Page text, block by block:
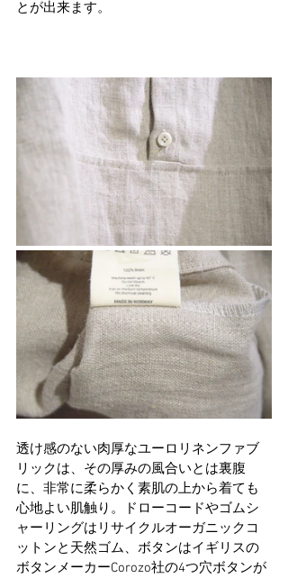
とが出来ます。
透け感のない肉厚なユーロリネンファブ
リックは、その厚みの風合いとは裏腹
に、非常に柔らかく素肌の上から着ても
心地よい肌触り。ドローコードやゴムシ
ャーリングはリサイクルオーガニックコ
ットンと天然ゴム、ボタンはイギリスの
ボタンメーカーCorozo社の4つ穴ボタンが